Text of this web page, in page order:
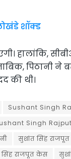
शॉक्ड
हालांकि,
पिठानी ने
की थी।
Sushant Singh
Singh
सुशांत सिंह राजपूत
सिंह राजपूत केस